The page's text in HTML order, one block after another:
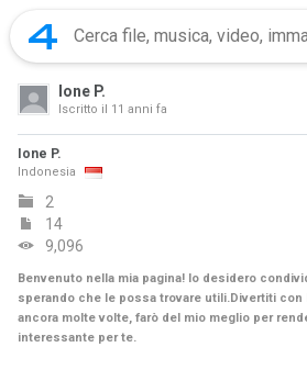
Ione P.
Iscritto il 11 anni fa
Ione P.
Indonesia
2
14
9,096
Benvenuto nella mia pagina! Io desidero
sperando che le possa trovare utili.Divertiti con
ancora molte volte, farò del mio meglio per
interessante per te.